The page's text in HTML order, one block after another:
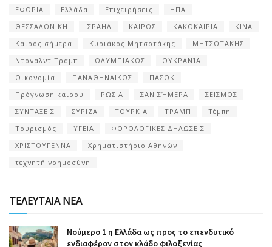
ΕΦΟΡΙΑ
Ελλάδα Επιχειρήσεις
ΗΠΑ
ΘΕΣΣΑΛΟΝΙΚΗ
ΙΣΡΑΗΛ ΚΑΙΡΟΣ ΚΑΚΟΚΑΙΡΙΑ
ΚΙΝΑ
Καιρός σήμερα
Κυριάκος Μητσοτάκης
ΜΗΤΣΟΤΑΚΗΣ
Ντόναλντ Τραμπ
ΟΛΥΜΠΙΑΚΟΣ
ΟΥΚΡΑΝΊΑ
Οικονομία
ΠΑΝΑΘΗΝΑΙΚΟΣ
ΠΑΣΟΚ
Πρόγνωση καιρού
ΡΩΣΙΑ ΣΑΝ ΣΉΜΕΡΑ
ΣΕΙΣΜΟΣ
ΣΥΝΤΑΞΕΙΣ
ΣΥΡΙΖΑ ΤΟΥΡΚΙΑ ΤΡΑΜΠ
Τέμπη
Τουρισμός
ΥΓΕΙΑ
ΦΟΡΟΛΟΓΙΚΕΣ ΔΗΛΩΣΕΙΣ
ΧΡΙΣΤΟΥΓΕΝΝΑ
Χρηματιστήριο Αθηνών
τεχνητή νοημοσύνη
ΤΕΛΕΥΤΑΙΑ ΝΕΑ
Nούμερο 1 η Ελλάδα ως προς το επενδυτικό
ενδιαφέρον στον κλάδο φιλοξενίας